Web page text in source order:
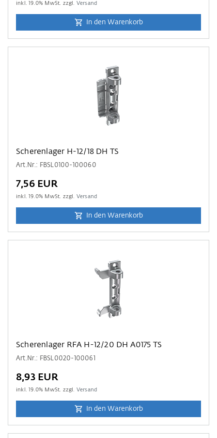
inkl.19.0% MwSt. zzgl. Versand
In den Warenkorb
Scherenlager H-12/18 DH TS
Art.Nr.: FBSL0100-100060
7,56 EUR
inkl.19.0% MwSt. zzgl. Versand
In den Warenkorb
Scherenlager RFA H-12/20 DH A0175 TS
Art.Nr.: FBSL0020-100061
8,93 EUR
inkl.19.0% MwSt. zzgl. Versand
In den Warenkorb